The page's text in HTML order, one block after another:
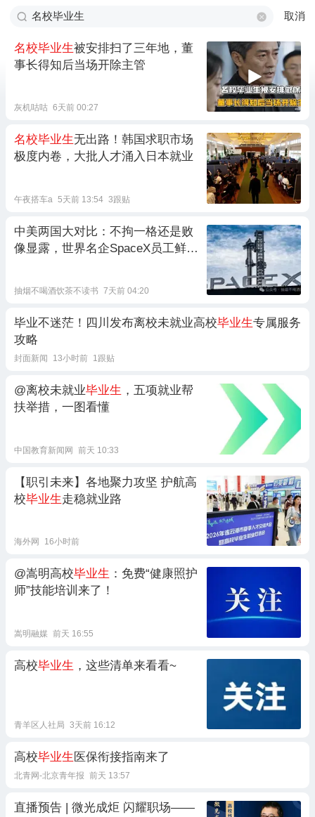
取消
名校毕业生被安排扫了三年地，董
事长得知后当场开除主管
灰机咕咕 6天前 00:27
名校毕业生无出路！韩国求职市场
极度内卷，大批人才涌入日本就业
午夜搭车a 5天前 13:54 3跟贴
中美两国大对比：不拘一格还是败
像显露，世界名企SpaceX员工鲜有
抽烟不喝酒饮茶不读书 7天前 04:20
毕业不迷茫！四川发布离校未就业高校毕业生专属服务
攻略
封面新闻 13小时前 1跟贴
@离校未就业毕业生 ，五项就业帮
扶举措，一图看懂
中国教育新闻网 前天 10:33
【职引未来】各地聚力攻坚 护航高
校毕业生走稳就业路
海外网 16小时前
@嵩明高校毕业生 ：免费“健康照护
师”技能培训来了！
嵩明融媒 前天 16:55
高校毕业生 ，这些清单来看看~
青羊区人社局 3天前 16:12
高校毕业生 医保衔接指南来了
北青网-北京青年报 前天 13:57
直播预告 | 微光成炬 闪耀职场——